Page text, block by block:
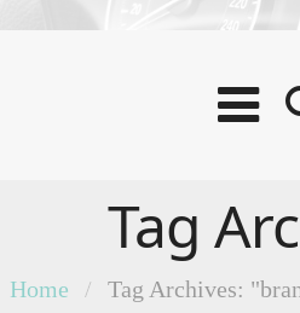
Tag
Home / Tag Archives: